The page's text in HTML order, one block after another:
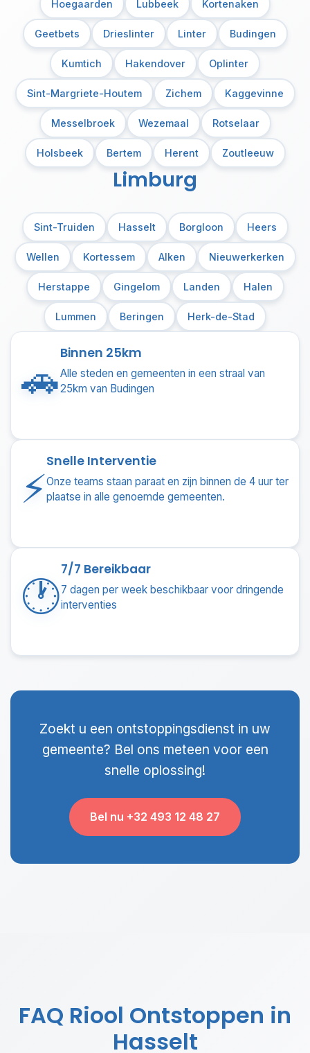
Hoegaarden Lubbeek Kortenaken
Geetbets Drieslinter Linter Budingen
Kumtich Hakendover Oplinter
Sint-Margriete-Houtem Zichem Kaggevinne
Messelbroek Wezemaal Rotselaar
Holsbeek Bertem Herent Zoutleeuw
Limburg
Sint-Truiden Hasselt Borgloon Heers
Wellen Kortessem Alken Nieuwerkerken
Herstappe Gingelom Landen Halen
Lummen Beringen Herk-de-Stad
🚗
Binnen 25km
Alle steden en gemeenten in een straal van
25km van Budingen
⚡
Snelle Interventie
Onze teams staan paraat en zijn binnen de 4 uur ter
plaatse in alle genoemde gemeenten.
🕐
7/7 Bereikbaar
7 dagen per week beschikbaar voor dringende
interventies
Zoekt u een ontstoppingsdienst in uw
gemeente? Bel ons meteen voor een
snelle oplossing!
Bel nu +32 493 12 48 27
FAQ Riool Ontstoppen in
Hasselt